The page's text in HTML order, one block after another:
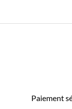
Paiement